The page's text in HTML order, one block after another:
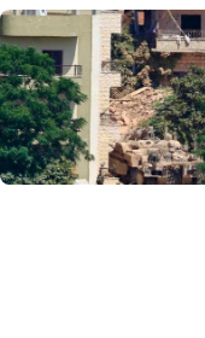
Internasional
Media Saudi: Iran
kesepahaman awal
Hormuz
Indonesia•07 Aug 2026